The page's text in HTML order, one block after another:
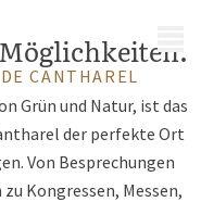
CANTHAREL
Grün und Natur, ist das
der perfekte Ort
Von Besprechungen
Kongressen, Messen,